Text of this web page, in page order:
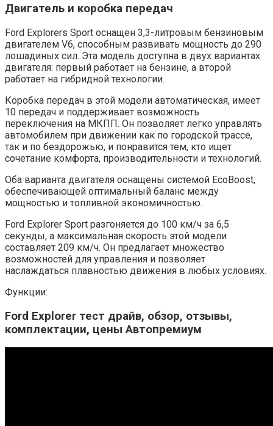
Двигатель и коробка передач
Ford Explorers Sport оснащен 3,3-литровым бензиновым
двигателем V6, способным развивать мощность до 290
лошадиных сил. Эта модель доступна в двух вариантах
двигателя: первый работает на бензине, а второй
работает на гибридной технологии.
Коробка передач в этой модели автоматическая, имеет
10 передач и поддерживает возможность
переключения на МКПП. Он позволяет легко управлять
автомобилем при движении как по городской трассе,
так и по бездорожью, и понравится тем, кто ищет
сочетание комфорта, производительности и технологий.
Оба варианта двигателя оснащены системой EcoBoost,
обеспечивающей оптимальный баланс между
мощностью и топливной экономичностью.
Ford Explorer Sport разгоняется до 100 км/ч за 6,5
секунды, а максимальная скорость этой модели
составляет 209 км/ч. Он предлагает множество
возможностей для управления и позволяет
наслаждаться плавностью движения в любых условиях.
Функции:
Ford Explorer тест драйв, обзор, отзывы,
комплектации, цены Автопремиум